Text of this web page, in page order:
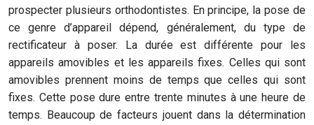
prospecter plusieurs orthodontistes. En principe, la pose de
ce genre d’appareil dépend, généralement, du type de
rectificateur à poser. La durée est différente pour les
appareils amovibles et les appareils fixes. Celles qui sont
amovibles prennent moins de temps que celles qui sont
fixes. Cette pose dure entre trente minutes à une heure de
temps. Beaucoup de facteurs jouent dans la détermination